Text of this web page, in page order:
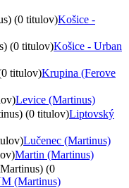
(0 titulov)Košice -
(0 titulov)Košice - Urban
titulov)Krupina (Ferove
Levice (Martinus)
(0 titulov)Liptovský
Lučenec (Martinus)
Martin (Martinus)
(0
(Martinus)